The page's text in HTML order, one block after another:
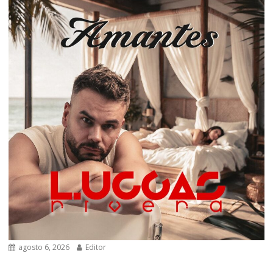
agosto 6, 2026 Editor